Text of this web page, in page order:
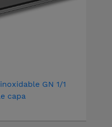
GN 1/1
capa